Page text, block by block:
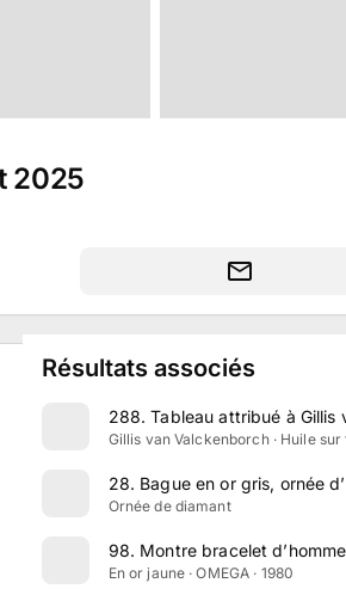
2025
Résultats associés
288.Tableau attribué à Gillis
Gillis van Valckenborch · Huile sur
28. Bague en or gris, ornée
Ornée de diamant
98. Montre bracelet
En or jaune · OMEGA · 1980